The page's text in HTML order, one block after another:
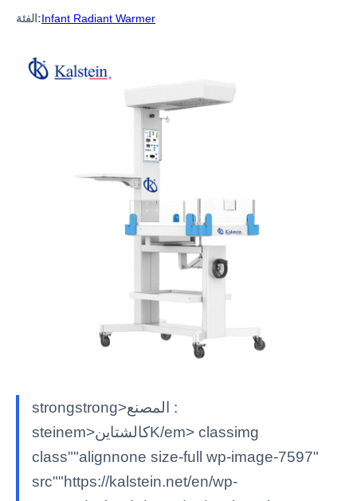
الفئة:Infant Radiant Warmer
strongstrong>المصنع :
steinem>كالشتاينK/em> classimg
class""alignnone size-full wp-image-7597"
src""https://kalstein.net/en/wp-